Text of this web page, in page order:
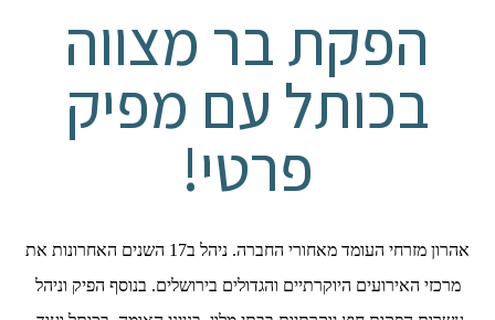
הפקת בר מצווה
בכותל עם מפיק
פרטי!
אהרון מזרחי העומד מאחורי החברה. ניהל ב17 השנים האחרונות את
מרכזי האירועים היוקרתיים והגדולים בירושלים. בנוסף הפיק וניהל